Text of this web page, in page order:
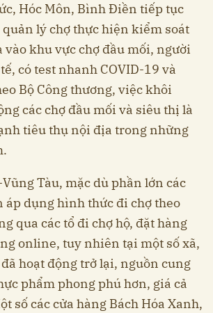
Hóc Môn, Bình Điền tiếp tục
lý chợ thực hiện kiểm soát
vào khu vực chợ đầu mối, người
có test nhanh COVID-19 và
Bộ Công thương, việc khôi
các chợ đầu mối và siêu thị là
tiêu thụ nội địa trong những
Tàu, mặc dù phần lớn các
áp dụng hình thức đi chợ theo
qua các tổ đi chợ hộ, đặt hàng
online, tuy nhiên tại một số xã,
hoạt động trở lại, nguồn cung
phẩm phong phú hơn, giá cả
số các cửa hàng Bách Hóa Xanh,